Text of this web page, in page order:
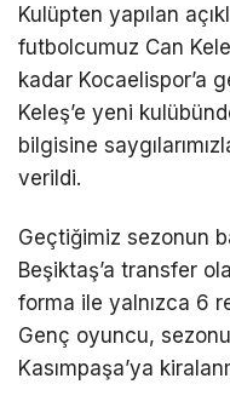
Kulüpten yapılan
futbolcumuz Can
kadar Kocaelispor’a
Keleş’e yeni
bilgisine
verildi.
Geçtiğimiz sezonun
Beşiktaş’a transfer
forma ile yalnızca 6
Genç oyuncu,
Kasımpaşa’ya